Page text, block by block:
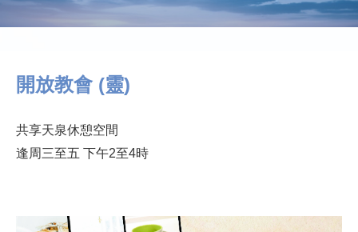
開放教會 (靈)
共享天泉休憩空間
逢周三至五 下午2至4時